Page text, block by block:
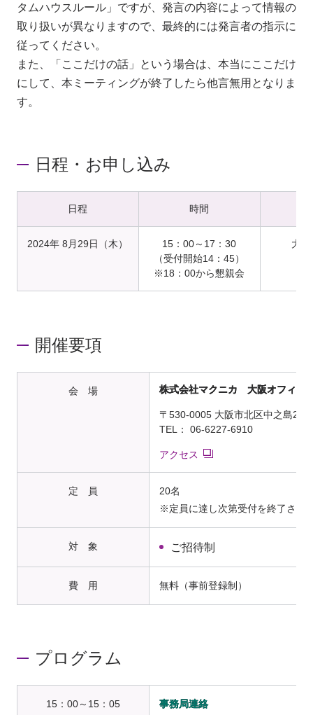
タムハウスルール」ですが、発言の内容によって情報の
取り扱いが異なりますので、最終的には発言者の指示に
従ってください。
また、「ここだけの話」という場合は、本当にここだけ
にして、本ミーティングが終了したら他言無用となりま
す。
日程・お申し込み
日程 時間
2024年 8月29日（木）
15：00～17：30
（受付開始14：45）
※18：00から懇親会
大
開催要項
会 場 株式会社マクニカ 大阪オフィス
〒530-0005 大阪市北区中之島2-
TEL： 06-6227-6910
アクセス
定 員
20名
※定員に達し次第受付を終了させ
対 象 ご招待制
費 用 無料（事前登録制）
プログラム
15：00～15：05 事務局連絡